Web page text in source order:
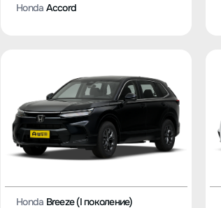
Honda Accord
Honda Breeze (I поколение)